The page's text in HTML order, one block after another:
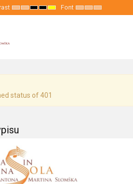
Default
mode
Night
mode
High
Contrast
High
Contrast
High
Contrast
Font
Set
Smaller
Set
Default
Set
Larger
status of 401